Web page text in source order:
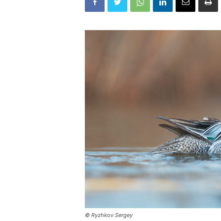
© Ryzhkov Sergey